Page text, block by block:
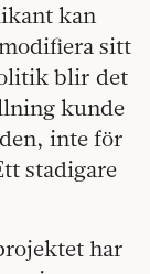
kan
sitt
blir det
kunde
inte för
stadigare
har